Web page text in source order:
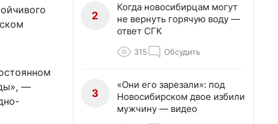
—
2
Когда новосибирцам могут
не вернуть горячую воду —
ответ СГК
315 Обсудить
3
«Они его зарезали»: под
Новосибирском двое избили
мужчину — видео